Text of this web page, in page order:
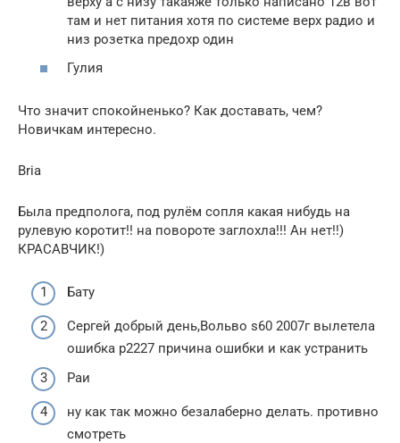
там и нет питания хотя по системе верх радио и
низ розетка предохр один
Гулия
Что значит спокойненько? Как доставать, чем?
Новичкам интересно.
Bria
Была предполога, под рулём сопля какая нибудь на
рулевую коротит!! на повороте заглохла!!! Ан нет!!)
КРАСАВЧИК!)
Бату
Сергей добрый день,Вольво s60 2007г вылетела
ошибка р2227 причина ошибки и как устранить
Раи
ну как так можно безалаберно делать. противно
смотреть